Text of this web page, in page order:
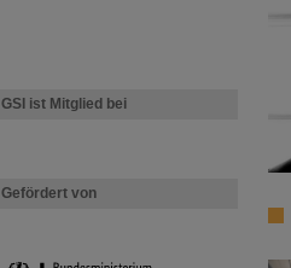
GSI ist Mitglied bei
Gefördert von